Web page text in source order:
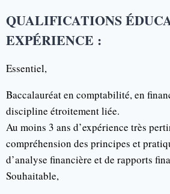
QUALIFICATIONS
EXPÉRIENCE :
Essentiel,
Baccalauréat en comptabilité, en
discipline étroitement liée.
Au moins 3 ans d’expérience très
compréhension des principes et
d’analyse financière et de rapports
Souhaitable,